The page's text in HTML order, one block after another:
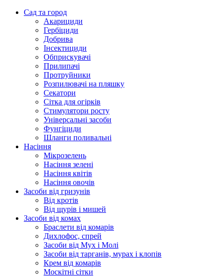
Сад та город
Акарициди
Гербіциди
Добрива
Інсектициди
Обприскувачі
Прилипачі
Протруйники
Розпилювачі на пляшку
Секатори
Сітка для огірків
Стимулятори росту
Універсальні засоби
Фунгіциди
Шланги поливальні
Насіння
Мікрозелень
Насіння зелені
Насіння квітів
Насіння овочів
Засоби від гризунів
Від кротів
Від щурів і мишей
Засоби від комах
Браслети від комарів
Дихлофос, спрей
Засоби від Мух і Молі
Засоби від тарганів, мурах і клопів
Крем від комарів
Москітні сітки